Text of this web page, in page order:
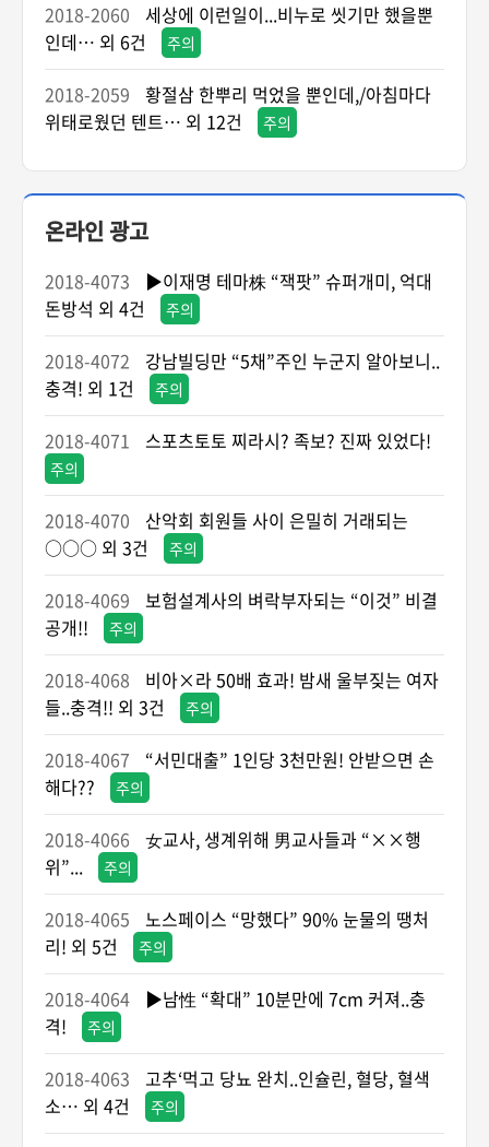
2018-2060
세상에 이런일이...비누로 씻기만 했을뿐
인데… 외 6건
주의
2018-2059
황절삼 한뿌리 먹었을 뿐인데,/아침마다
위태로웠던 텐트… 외 12건
주의
온라인 광고
2018-4073
▶이재명 테마株 “잭팟” 슈퍼개미, 억대
돈방석 외 4건
주의
2018-4072
강남빌딩만 “5채”주인 누군지 알아보니..
충격! 외 1건
주의
2018-4071 스포츠토토 찌라시? 족보? 진짜 있었다!
주의
2018-4070
산악회 회원들 사이 은밀히 거래되는
○○○ 외 3건
주의
2018-4069
보험설계사의 벼락부자되는 “이것” 비결
공개!!
주의
2018-4068
비아×라 50배 효과! 밤새 울부짖는 여자
들..충격!! 외 3건
주의
2018-4067
“서민대출” 1인당 3천만원! 안받으면 손
해다??
주의
2018-4066
女교사, 생계위해 男교사들과 “××행
위”...
주의
2018-4065
노스페이스 “망했다” 90% 눈물의 땡처
리! 외 5건
주의
2018-4064
▶남性 “확대” 10분만에 7cm 커져..충
격!
주의
2018-4063
고추‘먹고 당뇨 완치..인슐린, 혈당, 혈색
소… 외 4건
주의